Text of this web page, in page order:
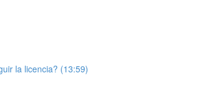
la licencia? (13:59)